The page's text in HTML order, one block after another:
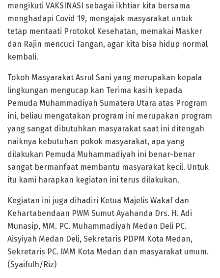
mengikuti VAKSINASI sebagai ikhtiar kita bersama
menghadapi Covid 19, mengajak masyarakat untuk
tetap mentaati Protokol Kesehatan, memakai Masker
dan Rajin mencuci Tangan, agar kita bisa hidup normal
kembali.
Tokoh Masyarakat Asrul Sani yang merupakan kepala
lingkungan mengucap kan Terima kasih kepada
Pemuda Muhammadiyah Sumatera Utara atas Program
ini, beliau mengatakan program ini merupakan program
yang sangat dibutuhkan masyarakat saat ini ditengah
naiknya kebutuhan pokok masyarakat, apa yang
dilakukan Pemuda Muhammadiyah ini benar-benar
sangat bermanfaat membantu masyarakat kecil. Untuk
itu kami harapkan kegiatan ini terus dilakukan.
Kegiatan ini juga dihadiri Ketua Majelis Wakaf dan
Kehartabendaan PWM Sumut Ayahanda Drs. H. Adi
Munasip, MM. PC. Muhammadiyah Medan Deli PC.
Aisyiyah Medan Deli, Sekretaris PDPM Kota Medan,
Sekretaris PC. IMM Kota Medan dan masyarakat umum.
(Syaifulh/Riz)